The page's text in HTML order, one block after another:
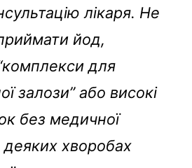
лікаря. Не
йод,
для
залози” або високі
без медичної
деяких хворобах